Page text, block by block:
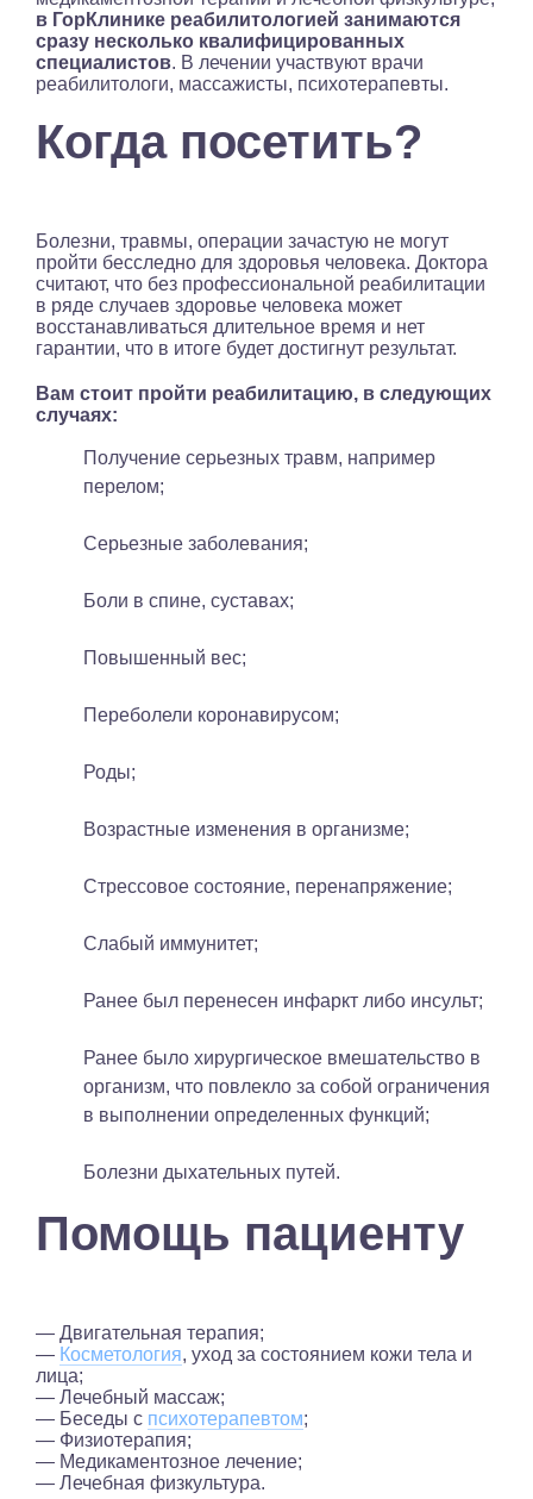
в ГорКлинике реабилитологией занимаются
сразу несколько квалифицированных
специалистов. В лечении участвуют врачи
реабилитологи, массажисты, психотерапевты.
Когда посетить?
Болезни, травмы, операции зачастую не могут
пройти бесследно для здоровья человека. Доктора
считают, что без профессиональной реабилитации
в ряде случаев здоровье человека может
восстанавливаться длительное время и нет
гарантии, что в итоге будет достигнут результат.
Вам стоит пройти реабилитацию, в следующих
случаях:
Получение серьезных травм, например
перелом;
Серьезные заболевания;
Боли в спине, суставах;
Повышенный вес;
Переболели коронавирусом;
Роды;
Возрастные изменения в организме;
Стрессовое состояние, перенапряжение;
Слабый иммунитет;
Ранее был перенесен инфаркт либо инсульт;
Ранее было хирургическое вмешательство в
организм, что повлекло за собой ограничения
в выполнении определенных функций;
Болезни дыхательных путей.
Помощь пациенту
— Двигательная терапия;
— Косметология, уход за состоянием кожи тела и
лица;
— Лечебный массаж;
— Беседы с психотерапевтом;
— Физиотерапия;
— Медикаментозное лечение;
— Лечебная физкультура.